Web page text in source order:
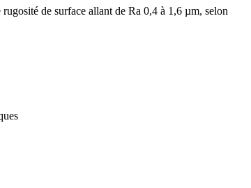
de surface allant de Ra 0,4 à 1,6 µm, selon